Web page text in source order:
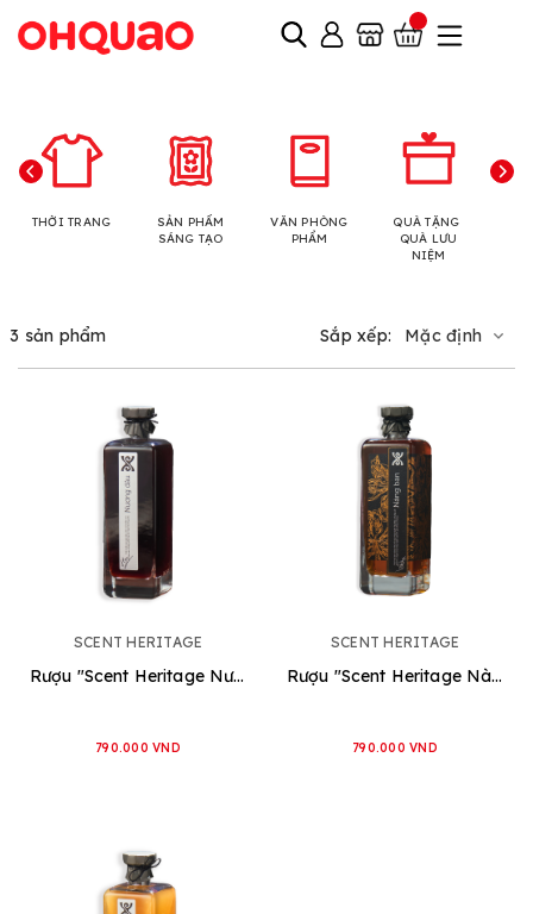
THỜI TRANG
SẢN PHẨM
SÁNG TẠO
VĂN PHÒNG
PHẨM
QUÀ TẶNG
QUÀ LƯU
NIỆM
3 sản phẩm Sắp xếp: Mặc định
SCENT HERITAGE
Rượu "Scent Heritage Nương dâu"
790.000 VND
SCENT HERITAGE
Rượu "Scent Heritage Nàng ban"
790.000 VND